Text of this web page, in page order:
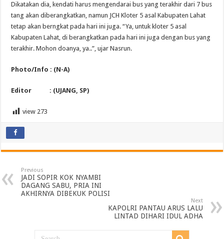
Dikatakan dia, kendati harus mengendarai bus yang terakhir dari 7 bus
tang akan diberangkatkan, namun JCH Kloter 5 asal Kabupaten Lahat
tetap akan berngkat pada hari ini juga. “Ya, untuk kloter 5 asal
Kabupaten Lahat, di berangkatkan pada hari ini juga dengan bus yang
terakhir. Mohon doanya, ya..”, ujar Nasrun.
Photo/Info : (N-A)
Editor : (UJANG, SP)
view 273
Previous
JADI SOPIR KOK NYAMBI
DAGANG SABU, PRIA INI
AKHIRNYA DIBEKUK POLISI
Next
KAPOLRI PANTAU ARUS LALU
LINTAD DIHARI IDUL ADHA